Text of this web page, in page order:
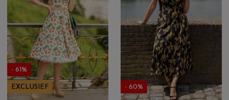
- 61%
EXCLUSIEF - 60%